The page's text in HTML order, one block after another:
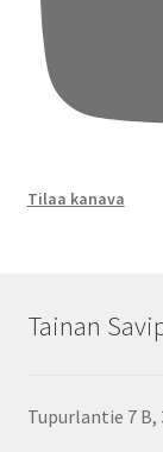
Tilaa kanava
Tainan
Tupurlantie 7 B,